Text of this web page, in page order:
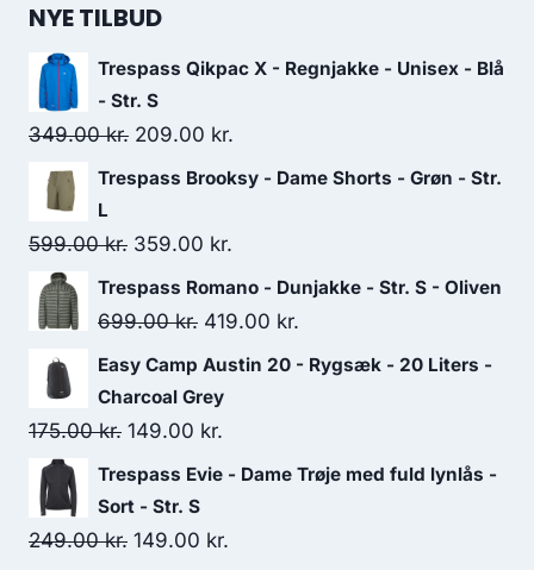
NYE TILBUD
Trespass Qikpac X - Regnjakke - Unisex - Blå
- Str. S
349.00kr. Original
price
349.00 kr..
209.00 kr.
price
Trespass Brooksy - Dame Shorts - Grøn - Str.
L
599.00kr. Original
price
was:
359.00 kr.
price
is:
Trespass Romano - Dunjakke - Str. S - Oliven
699.00kr. Original
price
was:
699.00 kr..
419.00 kr.
price
Easy Camp Austin 20 - Rygsæk - 20 Liters -
Charcoal Grey
175.00kr. Original
price
was:
175.00 kr..
149.00 kr.
price
149.00 kr..
Trespass Evie - Dame Trøje med fuld lynlås -
Sort - Str. S
249.00kr. Original
149.00 kr.